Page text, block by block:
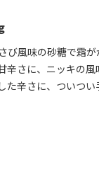
び風味の砂糖で霜が
辛さに、ニッキの風
た辛さに、ついつ